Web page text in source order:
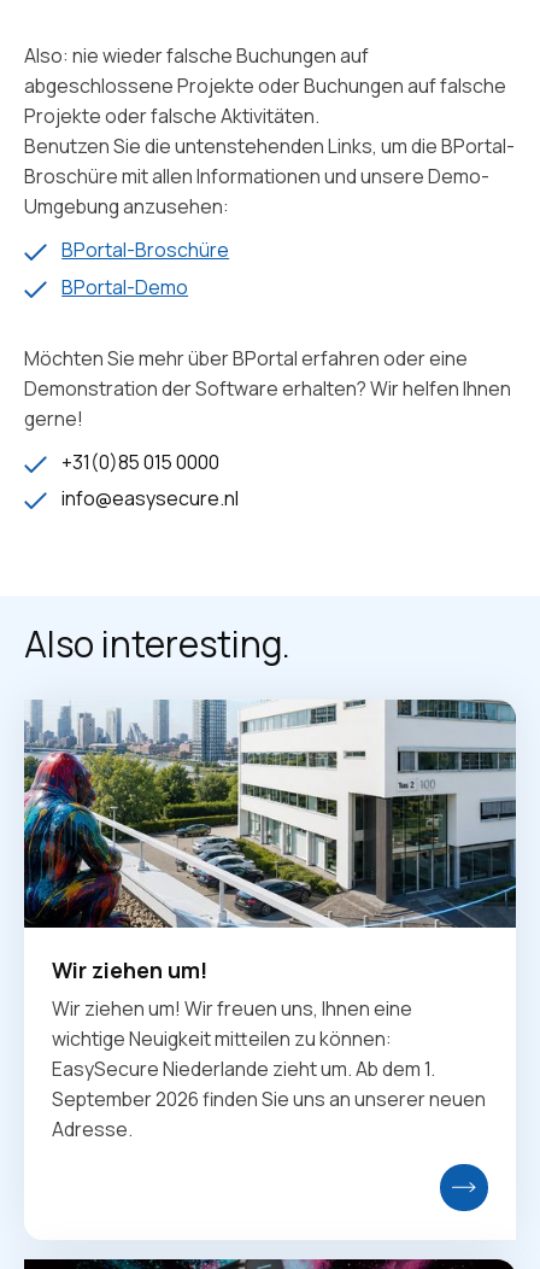
Also: nie wieder falsche Buchungen auf
abgeschlossene Projekte oder Buchungen auf falsche
Projekte oder falsche Aktivitäten.
Benutzen Sie die untenstehenden Links, um die BPortal-
Broschüre mit allen Informationen und unsere Demo-
Umgebung anzusehen:
BPortal-Broschüre
BPortal-Demo
Möchten Sie mehr über BPortal erfahren oder eine
Demonstration der Software erhalten? Wir helfen Ihnen
gerne!
+31(0)85 015 0000
info@easysecure.nl
Also interesting.
Wir ziehen um!
Wir ziehen um! Wir freuen uns, Ihnen eine
wichtige Neuigkeit mitteilen zu können:
EasySecure Niederlande zieht um. Ab dem 1.
September 2026 finden Sie uns an unserer neuen
Adresse.